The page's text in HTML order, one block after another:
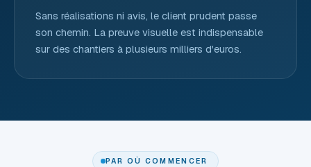
Sans réalisations ni avis, le client prudent passe
son chemin. La preuve visuelle est indispensable
sur des chantiers à plusieurs milliers d'euros.
PAR OÙ COMMENCER